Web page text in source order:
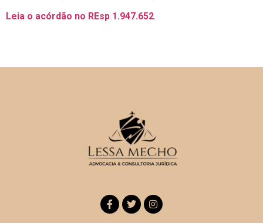
Leia o acórdão no REsp 1.947.652.